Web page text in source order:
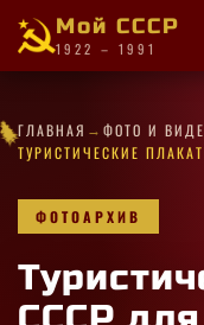
Мой СССР
1922 – 1991
★
★
★
·★★★
✧
★
★
✧
✧
·
✦
·
·★
★
·✧
★
★
✦ГЛАВНАЯ → ФОТО И
ТУРИСТИЧЕСКИЕ
ФОТОАРХИВ